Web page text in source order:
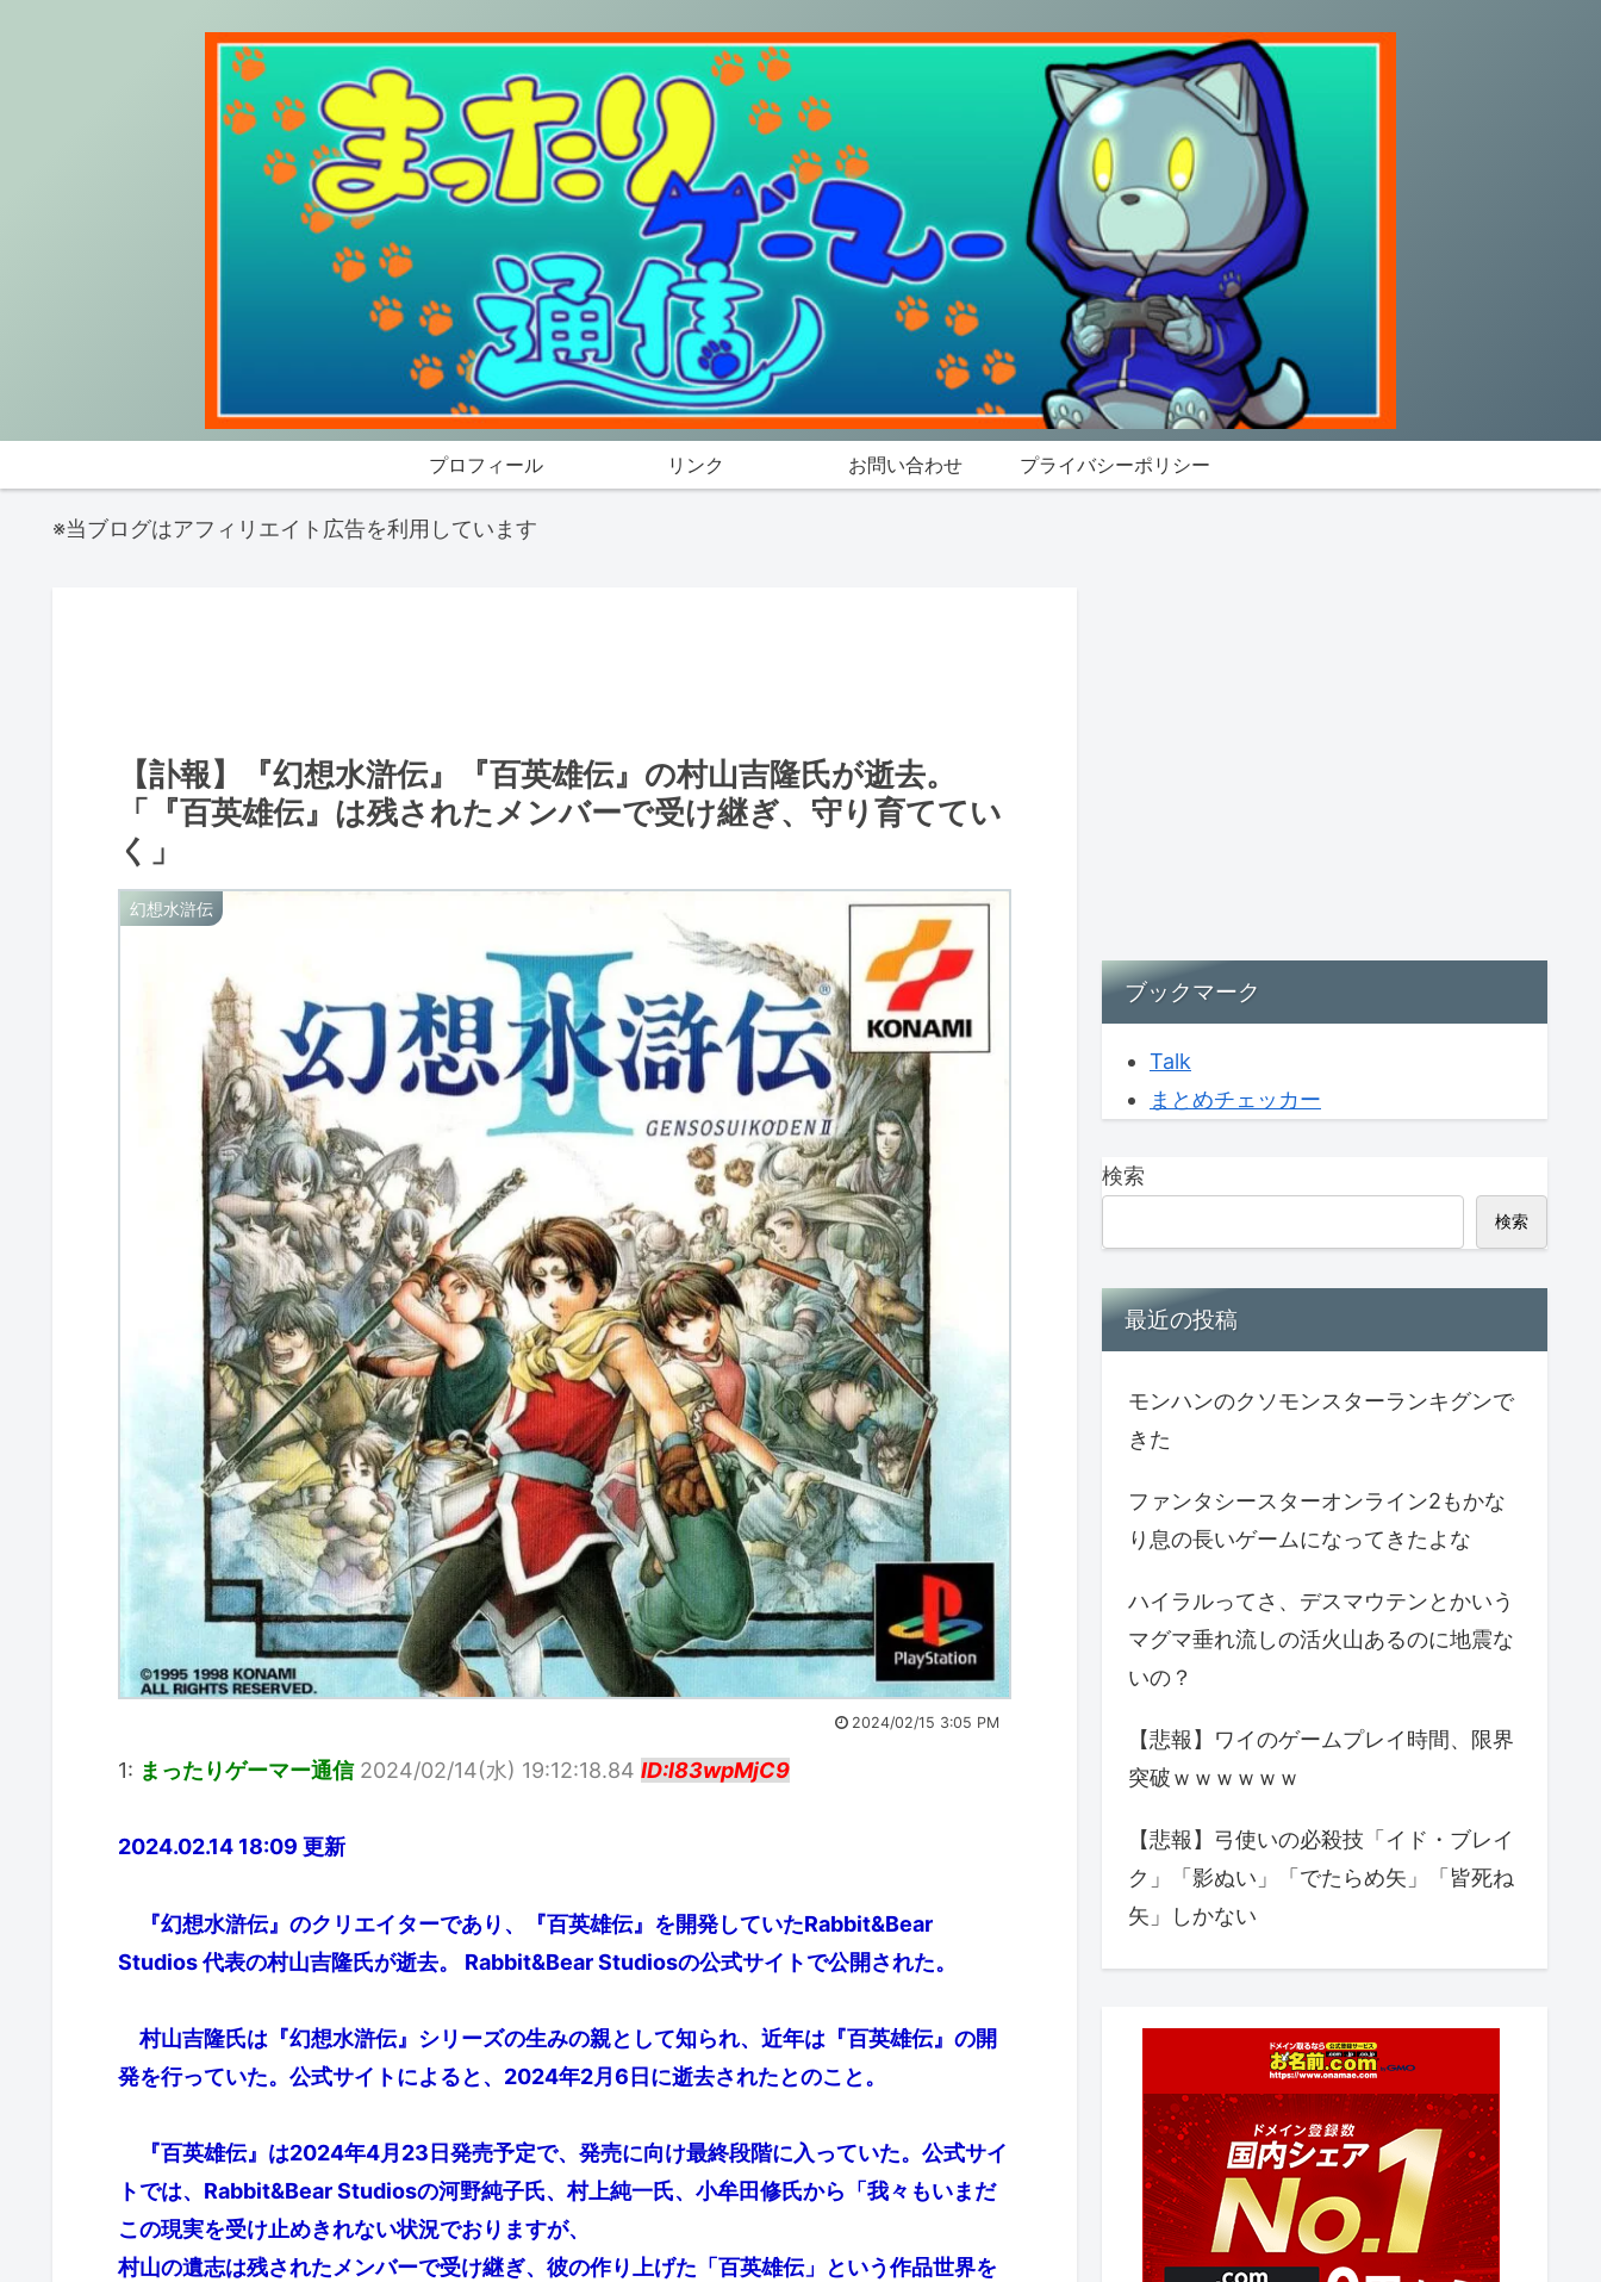
プロフィール リンク お問い合わせ プライバシーポリシー
※当ブログはアフィリエイト広告を利用しています
【訃報】『幻想水滸伝』『百英雄伝』の村山吉隆氏が逝去。
「『百英雄伝』は残されたメンバーで受け継ぎ、守り育ててい
く」
幻想水滸伝
2024/02/15 3:05 PM
1: まったりゲーマー通信 2024/02/14(水) 19:12:18.84 ID:I83wpMjC9
2024.02.14 18:09 更新
『幻想水滸伝』のクリエイターであり、『百英雄伝』を開発していたRabbit&Bear
Studios 代表の村山吉隆氏が逝去。 Rabbit&Bear Studiosの公式サイトで公開された。
村山吉隆氏は『幻想水滸伝』シリーズの生みの親として知られ、近年は『百英雄伝』の開
発を行っていた。公式サイトによると、2024年2月6日に逝去されたとのこと。
『百英雄伝』は2024年4月23日発売予定で、発売に向け最終段階に入っていた。公式サイ
トでは、Rabbit&Bear Studiosの河野純子氏、村上純一氏、小牟田修氏から「我々もいまだ
この現実を受け止めきれない状況でおりますが、
村山の遺志は残されたメンバーで受け継ぎ、彼の作り上げた「百英雄伝」という作品世界を
ブックマーク
Talk
まとめチェッカー
検索
検索
最近の投稿
モンハンのクソモンスターランキグンで
きた
ファンタシースターオンライン2もかな
り息の長いゲームになってきたよな
ハイラルってさ、デスマウテンとかいう
マグマ垂れ流しの活火山あるのに地震な
いの？
【悲報】ワイのゲームプレイ時間、限界
突破ｗｗｗｗｗｗ
【悲報】弓使いの必殺技「イド・ブレイ
ク」「影ぬい」「でたらめ矢」「皆死ね
矢」しかない